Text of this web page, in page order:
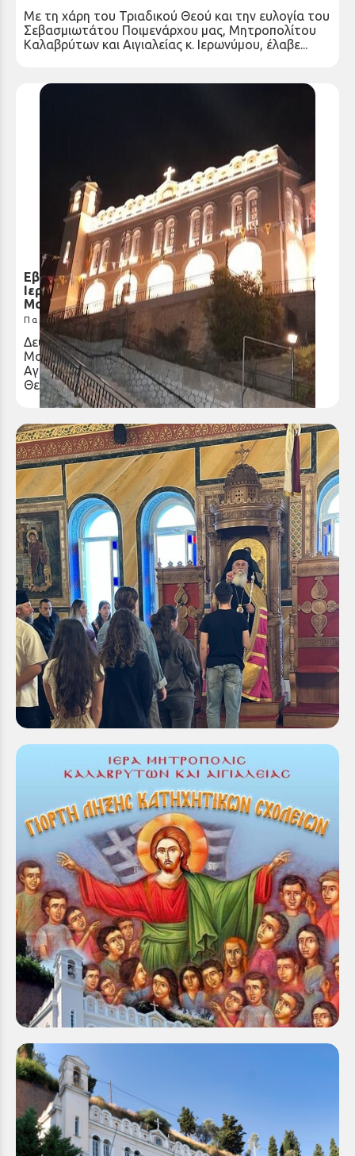
Με τη χάρη του Τριαδικού Θεού και την ευλογία του
Σεβασμιωτάτου Ποιμενάρχου μας, Μητροπολίτου
Καλαβρύτων και Αιγιαλείας κ. Ιερωνύμου, έλαβε...
Εβδομαδιαίο πρόγραμμα Ιερών Ακολουθιών
Ιερού Προσκυνήματος Παναγίας Τρυπητής (19
Μαΐου - 25 Μαΐου 2025)
Παρασκευή 16 Μαΐ 2025
Δευτέρα 19 Μαΐου 6.30μ.μ.: Εσπερινός Τρίτη 20
Μαΐου 6.30μ.μ. : Εσπερινός Τετάρτη 21 Μαΐου,
Αγίων Κωνσταντίνου και Ελένης 7π.μ. : Όρθρος και
Θεία Λειτουργία 6.30μ.μ. :...
Τέλεση Ιεράς Παρακλήσεως υπέρ πνευματικής
ενισχύσεως εν όψει των ενδοσχολικών και
Πανελλαδικών εξετάσεων
Με την πρέπουσα εκκλησιαστική λαμπρότητα και
πνευματική κατάνυξη, τελέσθηκε την Πέμπτη 15
Μαΐου 2025, Ιερά Παράκληση στο πάνσεπτο
Προσκύνημα της...
Εορτή λήξεως κατηχητικών νεανικών συνάξεων
Τετάρτη 14 Μαΐ 2025
Με ιδιαίτερη χαρά, η Ιερά Μητρόπολη Καλαβρύτων
και Αιγιαλείας προσκαλεί τον ευσεβή λαό της στην
εορτή λήξεως των κατηχητικών νεανικών...